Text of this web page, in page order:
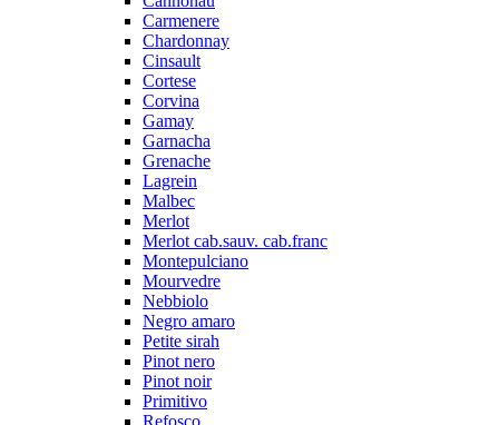
Carmenere
Chardonnay
Cinsault
Cortese
Corvina
Gamay
Garnacha
Grenache
Lagrein
Malbec
Merlot
Merlot cab.sauv. cab.franc
Montepulciano
Mourvedre
Nebbiolo
Negro amaro
Petite sirah
Pinot nero
Pinot noir
Primitivo
Refosco